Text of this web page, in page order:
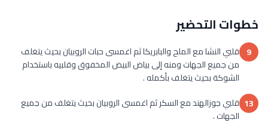
خطوات التحضير
9 قلبي النشا مع الملح والبابريكا ثم اغمسى حبات الروبيان بحيث يتغلف
من جميع الجهات ومنه إلى بياض البيض المخفوق وقلبيه باستخدام
الشوكة بحيث يتغلف بأكمله .
13 قلبي جوزالهند مع السكر ثم اغمسى الروبيان بحيث يتغلف من جميع
الجهات .